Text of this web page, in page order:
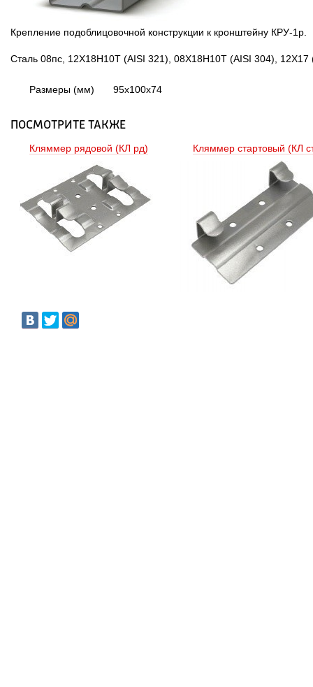
Крепление подоблицовочной конструкции к кронштейну КРУ-1р.
Сталь 08пс, 12Х18Н10Т (AISI 321), 08Х18Н10Т (AISI 304), 12Х17
Размеры (мм) 95х100х74
ПОСМОТРИТЕ ТАКЖЕ
Кляммер рядовой (КЛ рд) Кляммер стартовый (КЛ